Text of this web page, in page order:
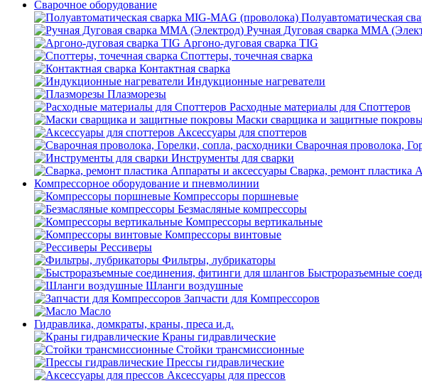
Сварочное оборудование
Полуавтоматическая
Ручная Дуговая сварка MMA
Аргоно-дуговая сварка TIG
Споттеры, точечная сварка
Контактная сварка
Индукционные нагреватели
Плазморезы
Расходные материалы для Споттеров
Маски сварщика и защитные
Аксессуары для споттеров
Сварочная проволока,
Инструменты для сварки
Сварка, ремонт пластика
Компрессорное оборудование и пневмолинии
Компрессоры поршневые
Безмасляные компрессоры
Компрессоры вертикальные
Компрессоры винтовые
Рессиверы
Фильтры, лубрикаторы
Быстроразъемные
Шланги воздушные
Запчасти для Компрессоров
Масло
Гидравлика, домкраты, краны, преса и.д.
Краны гидравлические
Стойки трансмиссионные
Прессы гидравлические
Аксессуары для прессов